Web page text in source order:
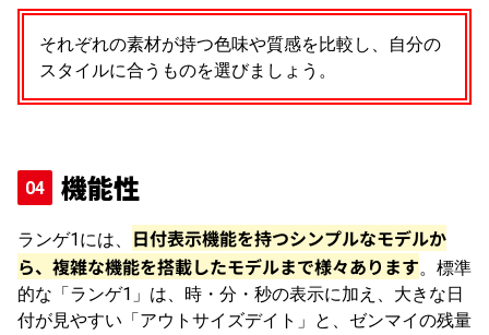
それぞれの素材が持つ色味や質感を比較し、自分の
スタイルに合うものを選びましょう。
機能性
ランゲ1には、
日付表示機能を持つシンプルなモデルか
ら、複雑な機能を搭載したモデルまで様々あります。標準
的な「ランゲ1」は、時・分・秒の表示に加え、大きな日
付が見やすい「アウトサイズデイト」と、ゼンマイの残量